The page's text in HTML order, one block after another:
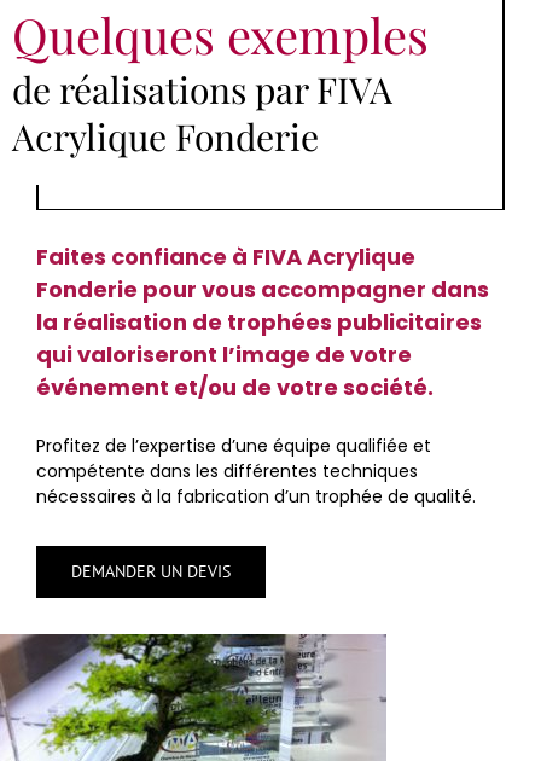
Quelques exemples
de réalisations par FIVA
Acrylique Fonderie
Faites confiance à FIVA Acrylique
Fonderie pour vous accompagner dans
la réalisation de trophées publicitaires
qui valoriseront l’image de votre
événement et/ou de votre société.
Profitez de l’expertise d’une équipe qualifiée et
compétente dans les différentes techniques
nécessaires à la fabrication d’un trophée de qualité.
DEMANDER UN DEVIS